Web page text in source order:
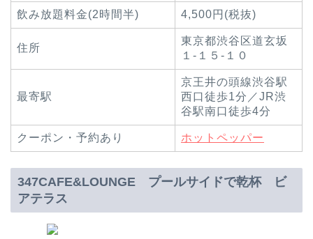
飲み放題料金(2時間半) 4,500円(税抜)
住所
東京都渋谷区道玄坂
１‐１５‐１０
最寄駅
京王井の頭線渋谷駅
西口徒歩1分／JR渋
谷駅南口徒歩4分
クーポン・予約あり ホットペッパー
347CAFE&LOUNGE プールサイドで乾杯 ビ
アテラス